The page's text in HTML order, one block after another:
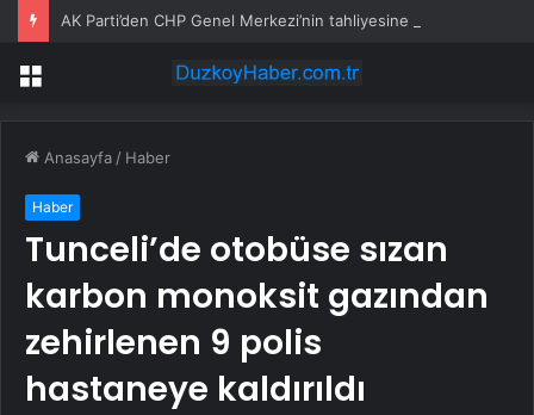
Menü
Anasayfa / Haber
Haber
Tunceli’de otobüse sızan
karbon monoksit gazından
zehirlenen 9 polis
hastaneye kaldırıldı